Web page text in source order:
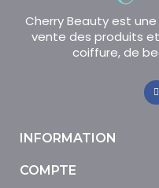
Cherry Beauty est
vente des produits
coiffure, de
INFORMATION
COMPTE